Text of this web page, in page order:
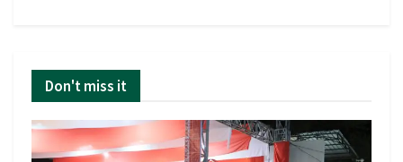
Don't miss it